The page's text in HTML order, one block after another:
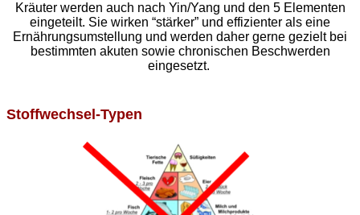
Kräuter werden auch nach Yin/Yang und den 5 Elementen
eingeteilt. Sie wirken “stärker” und effizienter als eine
Ernährungsumstellung und werden daher gerne gezielt bei
bestimmten akuten sowie chronischen Beschwerden
eingesetzt.
Stoffwechsel-Typen